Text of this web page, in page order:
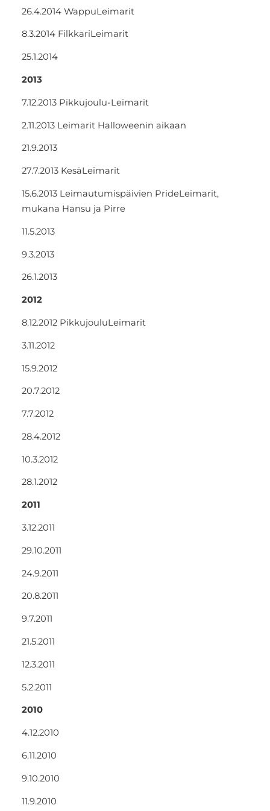
26.4.2014 WappuLeimarit
8.3.2014 FilkkariLeimarit
25.1.2014
2013
7.12.2013 Pikkujoulu-Leimarit
2.11.2013 Leimarit Halloweenin aikaan
21.9.2013
27.7.2013 KesäLeimarit
15.6.2013 Leimautumispäivien PrideLeimarit,
mukana Hansu ja Pirre
11.5.2013
9.3.2013
26.1.2013
2012
8.12.2012 PikkujouluLeimarit
3.11.2012
15.9.2012
20.7.2012
7.7.2012
28.4.2012
10.3.2012
28.1.2012
2011
3.12.2011
29.10.2011
24.9.2011
20.8.2011
9.7.2011
21.5.2011
12.3.2011
5.2.2011
2010
4.12.2010
6.11.2010
9.10.2010
11.9.2010